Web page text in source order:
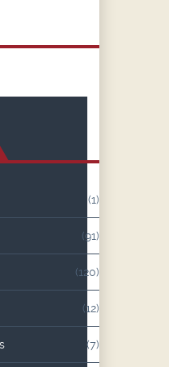
(1)
(91)
(120)
(12)
(7)